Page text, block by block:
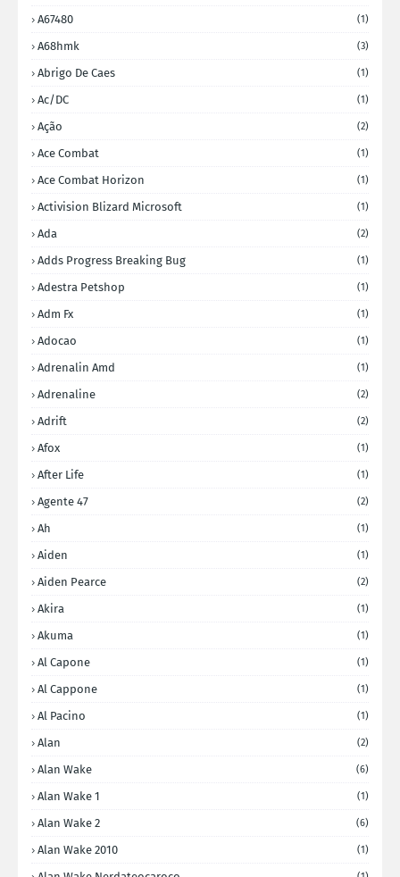
A67480 (1)
A68hmk (3)
Abrigo De Caes (1)
Ac/DC (1)
Ação (2)
Ace Combat (1)
Ace Combat Horizon (1)
Activision Blizard Microsoft (1)
Ada (2)
Adds Progress Breaking Bug (1)
Adestra Petshop (1)
Adm Fx (1)
Adocao (1)
Adrenalin Amd (1)
Adrenaline (2)
Adrift (2)
Afox (1)
After Life (1)
Agente 47 (2)
Ah (1)
Aiden (1)
Aiden Pearce (2)
Akira (1)
Akuma (1)
Al Capone (1)
Al Cappone (1)
Al Pacino (1)
Alan (2)
Alan Wake (6)
Alan Wake 1 (1)
Alan Wake 2 (6)
Alan Wake 2010 (1)